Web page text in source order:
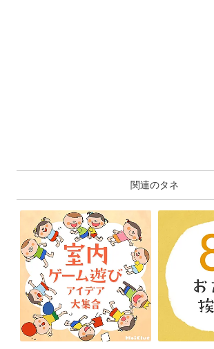
関連のタネ